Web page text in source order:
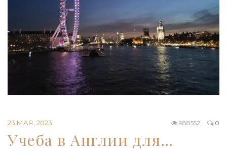
23 МАЯ, 2023 0
988552
Учеба в Англии для…